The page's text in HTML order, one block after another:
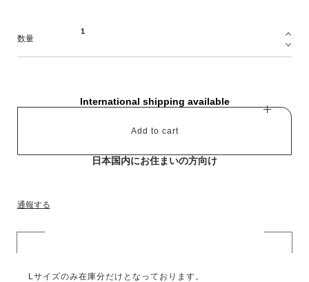
数量
International shipping available
Add to cart
日本国内にお住まいの方向け
通報する
Lサイズのみ在庫分だけとなっております。